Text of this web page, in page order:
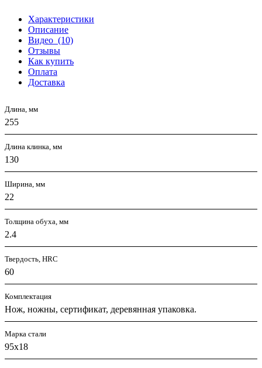
Характеристики
Описание
Видео (10)
Отзывы
Как купить
Оплата
Доставка
Длина, мм
255
Длина клинка, мм
130
Ширина, мм
22
Толщина обуха, мм
2.4
Твердость, HRC
60
Комплектация
Нож, ножны, сертификат, деревянная упаковка.
Марка стали
95х18